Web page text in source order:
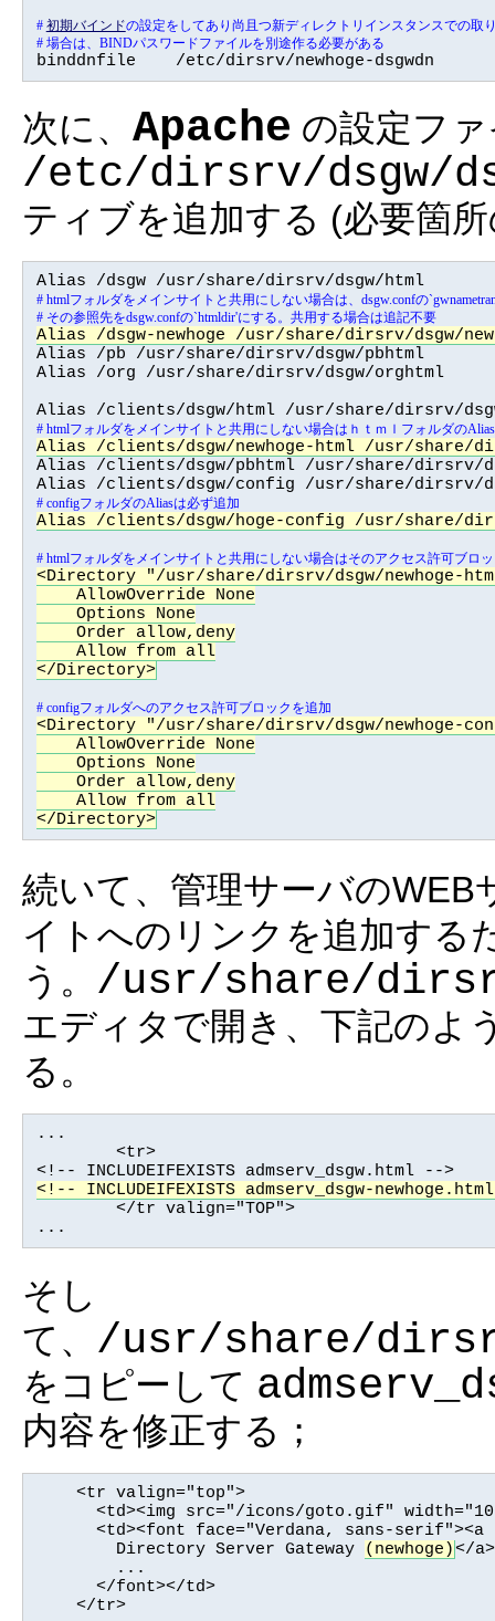
# 初期バインドの設定をしてあり尚且つ新ディレクトリインスタンスでの
# 場合は、BINDパスワードファイルを別途作る必要がある
binddnfile    /etc/dirsrv/newhoge-dsgwdn
次に、 Apache の設定フ
/etc/dirsrv/dsgw/
ティブを追加する (必要箇
Alias /dsgw /usr/share/dirsrv/dsgw/html
# htmlフォルダをメインサイトと共用にしない場合は、dsgw.confの
# その参照先をdsgw.confの`htmldir'にする。共用する場合は追記不要
Alias /dsgw-newhoge /usr/share/dirsrv/dsgw/
Alias /pb /usr/share/dirsrv/dsgw/pbhtml
Alias /org /usr/share/dirsrv/dsgw/orghtml
Alias /clients/dsgw/newhoge-html /usr/share/
Alias /clients/dsgw/pbhtml /usr/share/dirsrv/
# configフォルダのAliasは必ず追加
Alias /clients/dsgw/hoge-config /usr/share/
# htmlフォルダをメインサイトと共用にしない場合はそのアクセス許可ブロ
<Directory "/usr/share/dirsrv/dsgw/newhoge-
    AllowOverride None
    Options None
    Order allow,deny
    Allow from all
</Directory>
# configフォルダへのアクセス許可ブロックを追加
<Directory "/usr/share/dirsrv/dsgw/newhoge-
    AllowOverride None
    Options None
    Order allow,deny
    Allow from all
</Directory>
続いて、管理サーバのWEB
イトへのリンクを追加する
う。 /usr/share/
エディタで開き、下記のよ
る。
...
        <tr>
<!-- INCLUDEIFEXISTS admserv_dsgw.html -->
<!-- INCLUDEIFEXISTS admserv_dsgw-
</tr valign="TOP">
...
そし
て、 /usr/share/
をコピーして
内容を修正する；
    <tr valign="top">
<td><img src="/icons/goto.gif"
<td><font face="Verdana, sans-
        Directory Server Gateway
(newhoge)</
        ...
      </font></td>
    </tr>